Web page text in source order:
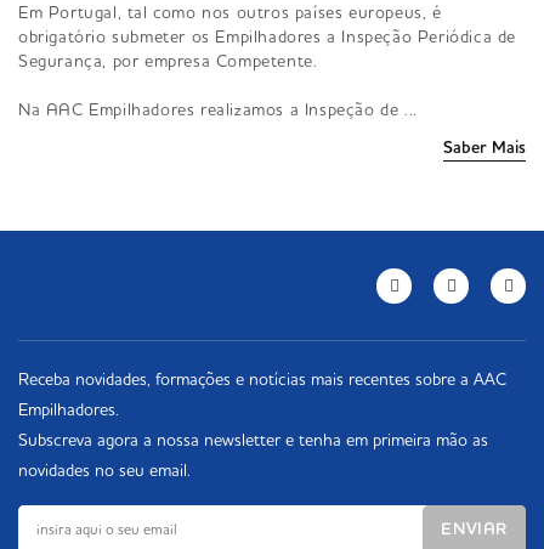
Em Portugal, tal como nos outros países europeus, é
obrigatório submeter os Empilhadores a Inspeção Periódica de
Segurança, por empresa Competente.
Na AAC Empilhadores realizamos a Inspeção de ...
Saber Mais
Receba novidades, formações e notícias mais recentes sobre a AAC
Empilhadores.
Subscreva agora a nossa newsletter e tenha em primeira mão as
novidades no seu email.